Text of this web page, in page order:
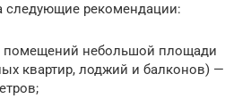
следующие рекомендации:
помещений небольшой площади
квартир, лоджий и балконов) —